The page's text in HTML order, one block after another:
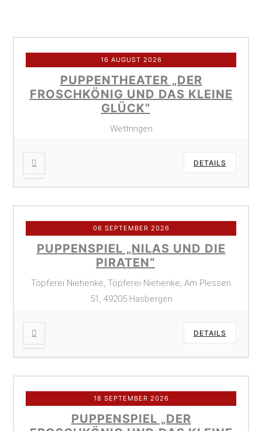
16 AUGUST 2026
PUPPENTHEATER „DER
FROSCHKÖNIG UND DAS KLEINE
GLÜCK“
Wettringen
DETAILS
06 SEPTEMBER 2026
PUPPENSPIEL „NILAS UND DIE
PIRATEN“
Töpferei Niehenke, Töpferei Niehenke, Am Plessen
51, 49205 Hasbergen
DETAILS
18 SEPTEMBER 2026
PUPPENSPIEL „DER